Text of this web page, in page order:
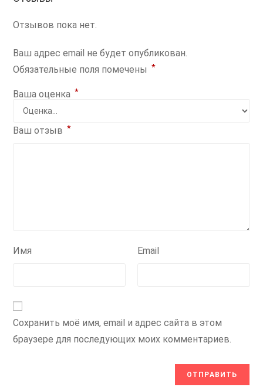
Отзывов пока нет.
Ваш адрес email не будет опубликован.
Обязательные поля помечены *
Ваша оценка *
Ваш отзыв *
Имя Email
Сохранить моё имя, email и адрес сайта в этом
браузере для последующих моих комментариев.